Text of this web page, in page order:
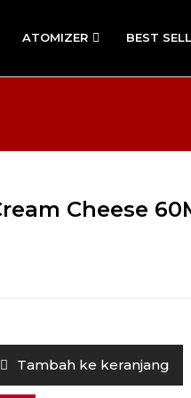
ATOMIZER BEST
Cheese
Tambah ke keranjang